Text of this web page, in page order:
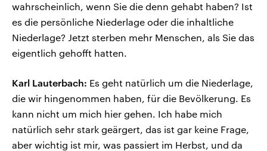
wahrscheinlich, wenn Sie die denn gehabt haben? Ist
es die persönliche Niederlage oder die inhaltliche
Niederlage? Jetzt sterben mehr Menschen, als Sie das
eigentlich gehofft hatten.
Karl Lauterbach: Es geht natürlich um die Niederlage,
die wir hingenommen haben, für die Bevölkerung. Es
kann nicht um mich hier gehen. Ich habe mich
natürlich sehr stark geärgert, das ist gar keine Frage,
aber wichtig ist mir, was passiert im Herbst, und da